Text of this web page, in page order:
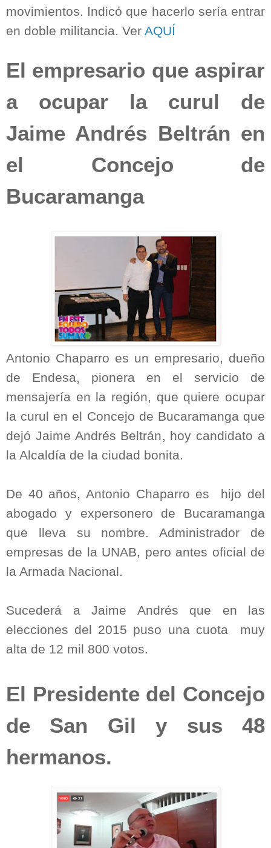
movimientos. Indicó que hacerlo sería entrar
en doble militancia. Ver AQUÍ
El empresario que aspirar
a ocupar la curul de
Jaime Andrés Beltrán en
el Concejo de
Bucaramanga
Antonio Chaparro es un empresario, dueño
de Endesa, pionera en el servicio de
mensajería en la región, que quiere ocupar
la curul en el Concejo de Bucaramanga que
dejó Jaime Andrés Beltrán, hoy candidato a
la Alcaldía de la ciudad bonita.
De 40 años, Antonio Chaparro es
hijo del
abogado y expersonero de Bucaramanga
que lleva su nombre. Administrador de
empresas de la UNAB, pero antes oficial de
la Armada Nacional.
Sucederá a Jaime Andrés que en las
elecciones del 2015 puso una cuota
muy
alta de 12 mil 800 votos.
El Presidente del Concejo
de San Gil y sus 48
hermanos.